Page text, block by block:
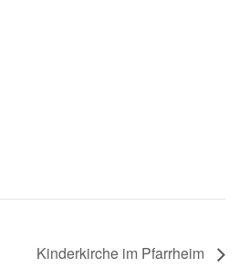
Kinderkirche im Pfarrheim